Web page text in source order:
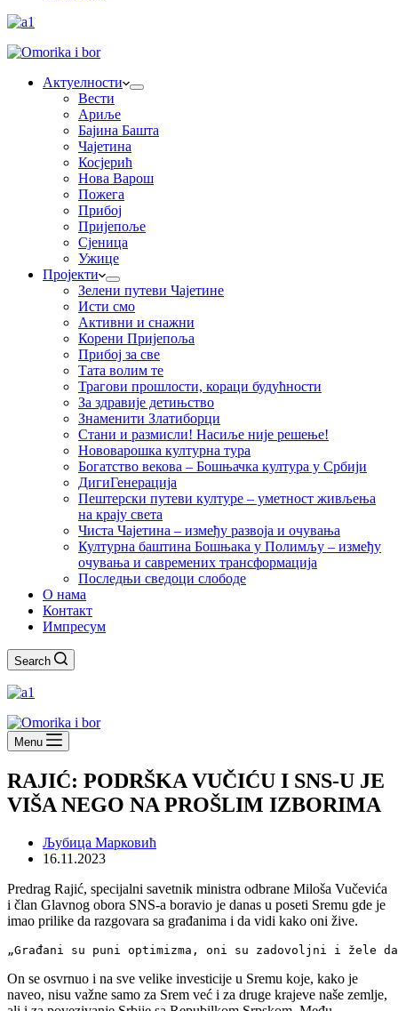
Актуелности
Вести
Ариље
Бајина Башта
Чајетина
Косјерић
Нова Варош
Пожега
Прибој
Пријепоље
Сјеница
Ужице
Пројекти
Зелени путеви Чајетине
Исти смо
Активни и снажни
Корени Пријепоља
Прибој за све
Тата волим те
Трагови прошлости, кораци будућности
За здравије детињство
Знаменити Златиборци
Стани и размисли! Насиље није решење!
Нововарошка културна тура
Богатство векова – Бошњачка култура у Србији
ДигиГенерација
Пештерски путеви културе – уметност живљења
на крају света
Чиста Чајетина – између развоја и очувања
Културна баштина Бошњака у Полимљу – између
очувања и савремених трансформација
Последњи сведоци слободе
О нама
Контакт
Импресум
Search
Menu
RAJIĆ: PODRŠKA VUČIĆU I SNS-U JE
VIŠA NEGO NA PROŠLIM IZBORIMA
Љубица Марковић
16.11.2023
Predrag Rajić, specijalni savetnik ministra odbrane Miloša Vučevića
i član Glavnog obora SNS-a boravio je danas u poseti Sremu gde je
imao prilike da razgovara sa građanima i da vidi kako oni žive.
„Građani su puni optimizma, oni su zadovoljni i žele
On se osvrnuo i na sve velike investicije u Sremu koje, kako je
naveo, nisu važne samo za Srem već i za druge krajeve naše zemlje,